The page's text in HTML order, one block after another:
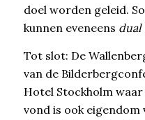
doel worden geleid.
kunnen eveneens dual
Tot slot: De
van de
Hotel Stockholm
vond is ook eigendom